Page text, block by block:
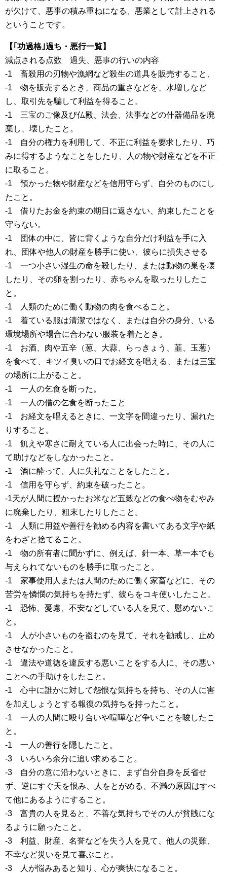
が欠けて、悪事の積み重ねになる、悪業として計上される
ということです。
【｢功過格｣過ち・悪行一覧】
減点される点数 過失、悪事の行いの内容
-1 畜殺用の刃物や漁網など殺生の道具を販売すること、
-1 物を販売するとき、商品の重さなどを、水増しなど
し、取引先を騙して利益を得ること。
-1 三宝のご像及び仏殿、法会、法事などの什器備品を廃
棄し、壊したこと。
-1 自分の権力を利用して、不正に利益を要求したり、巧
みに得するようなことをしたり、人の物や財産などを不正
に取ること。
-1 預かった物や財産などを信用守らず、自分のものにし
たこと。
-1 借りたお金を約束の期日に返さない、約束したことを
守らない。
-1 団体の中に、皆に背くような自分だけ利益を手に入
れ、団体や他人の財産を勝手に使い、彼らに損失させる
-1 一つ小さい湿生の命を殺したり、または動物の巣を壊
したり、その卵を割ったり、赤ちゃんを取ったりしたこ
と。
-1 人類のために働く動物の肉を食べること。
-1 着ている服は清潔ではなく、または自分の身分、いる
環境場所や場合に合わない服装を着たとき。
-1 お酒、肉や五辛（葱、大蒜、らっきょう、韮、玉葱）
を食べて、キツイ臭いの口でお経文を唱える、または三宝
の場所に上がること。
-1 一人の乞食を断った。
-1 一人の僧の乞食を断ったこと
-1 お経文を唱えるときに、一文字を間違ったり、漏れた
りすること。
-1 飢えや寒さに耐えている人に出会った時に、その人に
て助けなどをしなかったこと。
-1 酒に酔って、人に失礼なことをしたこと。
-1 信用を守らず、約束を破ったこと。
-1天が人間に授かったお米など五穀などの食べ物をむやみ
に廃棄したり、粗末したりしたこと。
-1 人類に用益や善行を勧める内容を書いてある文字や紙
をわざと捨てること。
-1 物の所有者に聞かずに、例えば、針一本、草一本でも
与えられてないものを勝手に取ったこと。
-1 家事使用人または人間のために働く家畜などに、その
苦労を憐憫の気持ちを持たず、彼らをコキ使いしたこと。
-1 恐怖、憂慮、不安などしている人を見て、慰めないこ
と。
-1 人が小さいものを盗むのを見て、それを勧戒し、止め
させなかったこと。
-1 違法や道徳を違反する悪いことをする人に、その悪い
ことへの手助けをしたこと。
-1 心中に誰かに対して怨恨な気持ちを持ち、その人に害
を加えしょうとする報復の気持ちを持ったこと。
-1 一人の人間に殴り合いや喧嘩など争いことを唆したこ
と。
-1 一人の善行を隠したこと。
-3 いろいろ余分に追い求めること。
-3 自分の意に沿わないときに、まず自分自身を反省せ
ず、逆にすぐ天を恨み、人をとがめる、不満の原因はすべ
て他にあるようにすること。
-3 富貴の人を見ると、不善な気持ちでその人が貧賎にな
るように願ったこと。
-3 利益、財産、名誉などを失う人を見て、他人の災難、
不幸など災いを見て喜ぶこと。
-3 人が悩みあると知り、心が爽快になること。